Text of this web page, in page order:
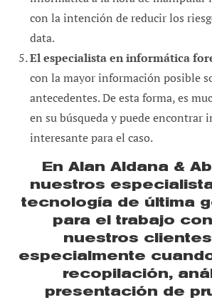
con la intención de reducir los
data.
El especialista en informática
con la mayor información posible
antecedentes. De esta forma, es
en su búsqueda y puede encontrar
interesante para el caso.
En Alan Aldana &
nuestros
tecnología de última
para el trabajo
nuestros
especialmente
recopilación,
presentación de